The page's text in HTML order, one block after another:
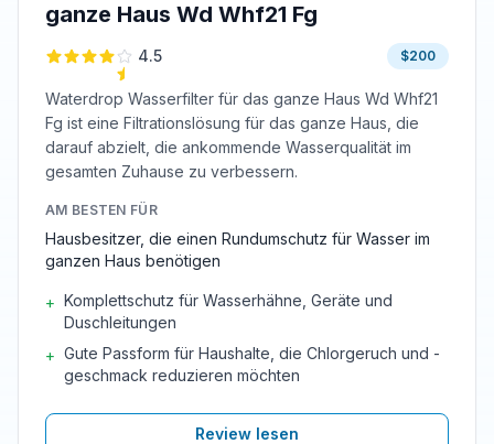
ganze Haus Wd Whf21 Fg
4.5 $200
Waterdrop Wasserfilter für das ganze Haus Wd Whf21
Fg ist eine Filtrationslösung für das ganze Haus, die
darauf abzielt, die ankommende Wasserqualität im
gesamten Zuhause zu verbessern.
AM BESTEN FÜR
Hausbesitzer, die einen Rundumschutz für Wasser im
ganzen Haus benötigen
+ Komplettschutz für Wasserhähne, Geräte und
Duschleitungen
+ Gute Passform für Haushalte, die Chlorgeruch und -
geschmack reduzieren möchten
Review lesen